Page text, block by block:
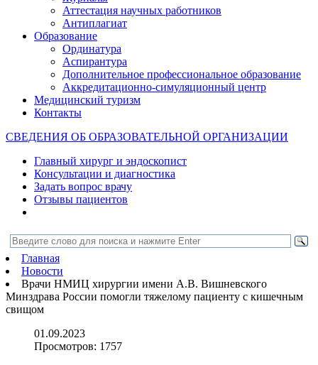
Аттестация научных работников
Антиплагиат
Образование
Ординатура
Аспирантура
Дополнительное профессиональное образование
Аккредитационно-симуляционный центр
Медицинский туризм
Контакты
СВЕДЕНИЯ ОБ ОБРАЗОВАТЕЛЬНОЙ ОРГАНИЗАЦИИ
Главный хирург и эндоскопист
Консультации и диагностика
Задать вопрос врачу
Отзывы пациентов
Главная
Новости
Врачи НМИЦ хирургии имени А.В. Вишневского
Минздрава России помогли тяжелому пациенту с кишечным
свищом
01.09.2023
Просмотров: 1757